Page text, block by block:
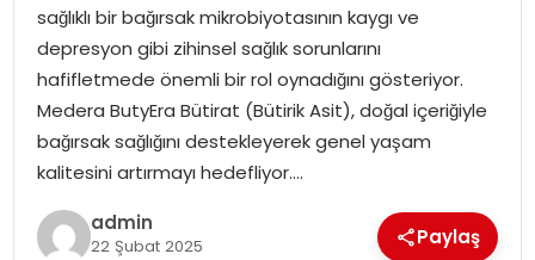
SIYASET
SPOR
TEKNOLOJI
YAŞAM
sağlıklı bir bağırsak mikrobiyotasının kaygı ve
depresyon gibi zihinsel sağlık sorunlarını
hafifletmede önemli bir rol oynadığını gösteriyor.
Medera ButyEra Bütirat (Bütirik Asit), doğal içeriğiyle
bağırsak sağlığını destekleyerek genel yaşam
kalitesini artırmayı hedefliyor….
admin
22 Şubat 2025 Paylaş